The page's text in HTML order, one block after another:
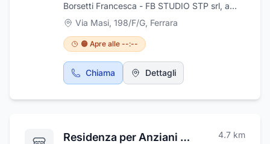
Borsetti Francesca - FB STUDIO STP srl, a
Ferrara. L'esperienza nel settore ci consente
di curare e gestire pratiche di ogni genere
con la massima serietà e professionalità.
Offriamo consulenza e assistenza tecnica
nelle seguenti aree di riferimento:
progettazione, interior design,
sicurezza sul lavoro. Grazie al costante
vostre esigenze. L’assistenza e la consulenza
Via Masi, 198/F/G, Ferrara
🟠 Apre alle --:--
Chiama Dettagli
Residenza per Anziani Villa Brunelli 4.7 km